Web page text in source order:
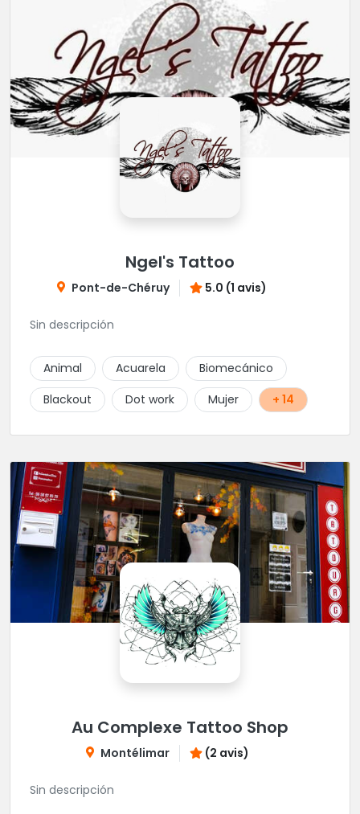
Ngel's Tattoo
Pont-de-Chéruy 5.0 (1 avis)
Sin descripción
Animal Acuarela
Biomecánico
Blackout
Dot work Mujer + 14
Au Complexe Tattoo Shop
Montélimar (2 avis)
Sin descripción